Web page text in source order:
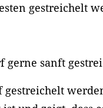
gestreichelt
gerne sanft
gestreichelt